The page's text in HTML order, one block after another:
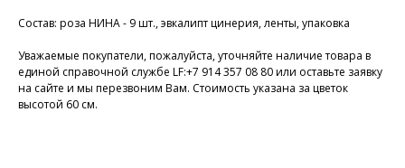
Состав: роза НИНА - 9 шт., эвкалипт цинерия, ленты, упаковка
Уважаемые покупатели, пожалуйста, уточняйте наличие товара в
единой справочной службе LF:+7 914 357 08 80 или оставьте заявку
на сайте и мы перезвоним Вам. Стоимость указана за цветок
высотой 60 см.